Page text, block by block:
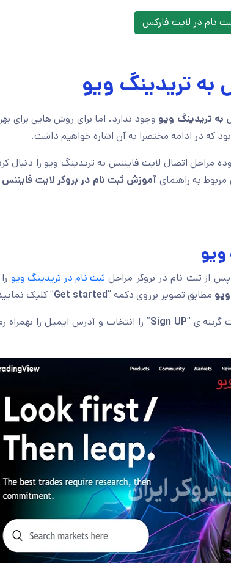
نام در لایت فارکس
به تریدینگ ویو
به تریدینگ ویو وجود ندارد. اما برای روش هایی برای
که در ادامه مختصرا به آن اشاره خواهیم داشت.
مراحل اتصال لایت فایننس به تریدینگ ویو را دنبال
به راهنمای آموزش ثبت نام در بروکر لایت فایننس
از ثبت نام در بروکر مراحل ثبت نام در تریدینگ ویو
مطابق تصویر برروی دکمه “Get started” کلیک
گزینه ی “Sign UP” را انتخاب و آدرس ایمیل را بهمراه